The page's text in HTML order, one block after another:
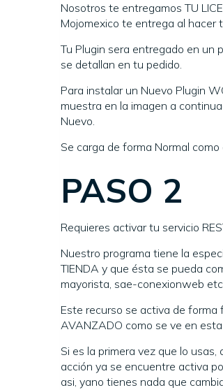
Nosotros te entregamos TU
Mojomexico te entrega al hacer
Tu Plugin sera entregado en un
se detallan en tu pedido.
Para instalar un Nuevo Plugin
muestra en la imagen a
Nuevo.
Se carga de forma Normal
PASO 2
Requieres activar tu servicio
Nuestro programa tiene la
TIENDA y que ésta se pueda
mayorista, sae-conexionweb etc
Este recurso se activa de forma
AVANZADO como se ve en
Si es la primera vez que lo
acción ya se encuentre activa
asi, yano tienes nada que